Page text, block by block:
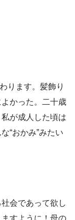
ります。髪飾り
かった。二十歳
が成人した頃は
“おかみ”みたい
会であって欲し
すように！母の